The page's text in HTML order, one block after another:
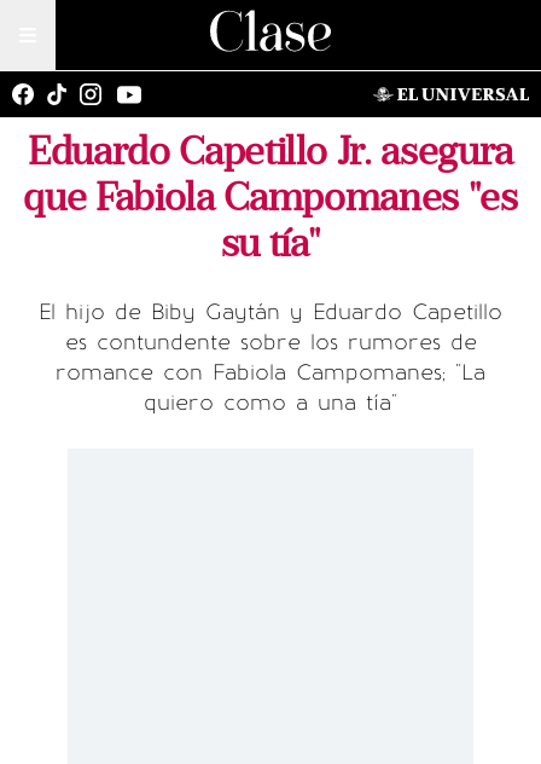
Eduardo Capetillo Jr. asegura
que Fabiola Campomanes "es
su tía"
El hijo de Biby Gaytán y Eduardo Capetillo
es contundente sobre los rumores de
romance con Fabiola Campomanes; "La
quiero como a una tía"